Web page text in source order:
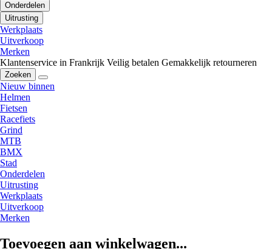
Onderdelen
Uitrusting
Werkplaats
Uitverkoop
Merken
Klantenservice in Frankrijk Veilig betalen Gemakkelijk retourneren
Zoeken
Nieuw binnen
Helmen
Fietsen
Racefiets
Grind
MTB
BMX
Stad
Onderdelen
Uitrusting
Werkplaats
Uitverkoop
Merken
Toevoegen aan winkelwagen...